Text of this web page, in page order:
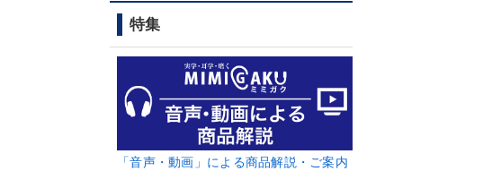
特集
「音声・動画」による商品解説・ご案内